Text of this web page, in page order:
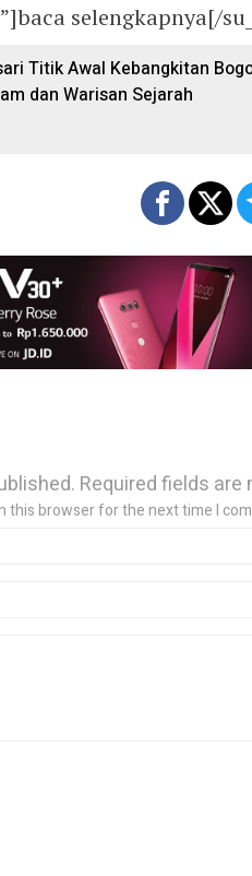
selengkapnya[/
Titik Awal Kebangkitan
dan Warisan Sejarah
Required fields are
this browser for the next time I